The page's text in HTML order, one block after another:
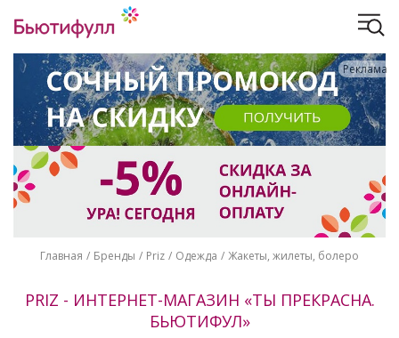
Реклама
Главная Бренды Priz Одежда Жакеты, жилеты, болеро
PRIZ - ИНТЕРНЕТ-МАГАЗИН «ТЫ ПРЕКРАСНА.
БЬЮТИФУЛ»